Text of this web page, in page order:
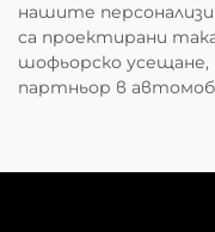
нашите
са проектирани
шофьорско
партньор в